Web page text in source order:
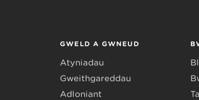
GWELD A GWNEUD
Atyniadau
Gweithgareddau
Adloniant